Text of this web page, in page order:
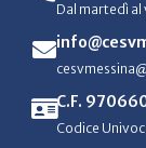
Dal martedì
C.F.
Codice